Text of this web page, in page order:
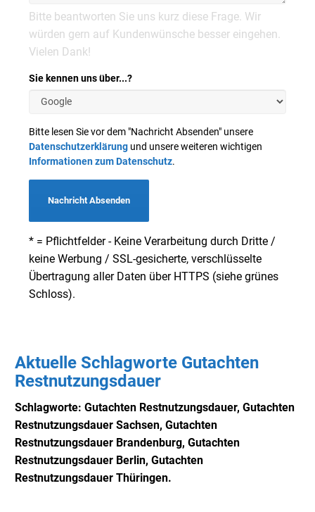
Bitte beantworten Sie uns kurz diese Frage. Wir
würden gern auf Kundenwünsche besser eingehen.
Vielen Dank!
Sie kennen uns über...?
Bitte lesen Sie vor dem "Nachricht Absenden" unsere
Datenschutzerklärung und unsere weiteren wichtigen
Informationen zum Datenschutz.
Nachricht Absenden
* = Pflichtfelder - Keine Verarbeitung durch Dritte /
keine Werbung / SSL-gesicherte, verschlüsselte
Übertragung aller Daten über HTTPS (siehe grünes
Schloss).
Aktuelle Schlagworte Gutachten
Restnutzungsdauer
Schlagworte: Gutachten Restnutzungsdauer, Gutachten
Restnutzungsdauer Sachsen, Gutachten
Restnutzungsdauer Brandenburg, Gutachten
Restnutzungsdauer Berlin, Gutachten
Restnutzungsdauer Thüringen.